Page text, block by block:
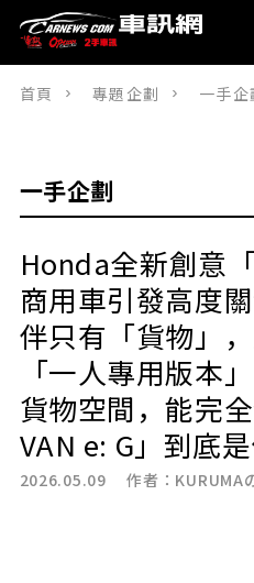
首頁 專題企劃 一手企
一手企劃
Honda全新創意
商用車引發高度
伴只有「貨物」
「一人專用版本
貨物空間，能完
VAN e: G」到底
2026.05.09 作者： KURUMA